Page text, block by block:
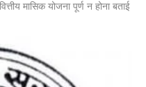
मासिक योजना पूर्ण न होना बताई